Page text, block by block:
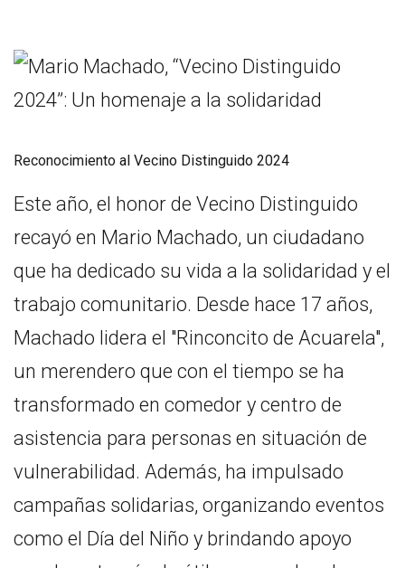
Reconocimiento al Vecino Distinguido 2024
Este año, el honor de Vecino Distinguido
recayó en Mario Machado, un ciudadano
que ha dedicado su vida a la solidaridad y el
trabajo comunitario. Desde hace 17 años,
Machado lidera el "Rinconcito de Acuarela",
un merendero que con el tiempo se ha
transformado en comedor y centro de
asistencia para personas en situación de
vulnerabilidad. Además, ha impulsado
campañas solidarias, organizando eventos
como el Día del Niño y brindando apoyo